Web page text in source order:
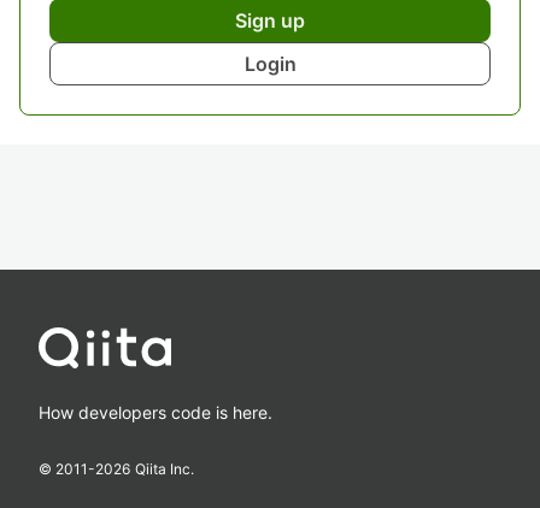
Sign up
Login
How developers code is here.
© 2011-2026 Qiita Inc.